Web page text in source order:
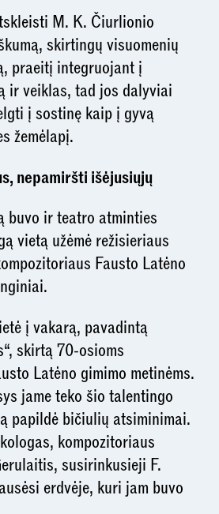
M. K. Čiurlionio
skirtingų visuomenių
praeitį integruojant į
ir veiklas, tad jos dalyviai
į sostinę kaip į gyvą
žemėlapį.
nepamiršti išėjusiųjų
buvo ir teatro atminties
vietą užėmė režisieriaus
Fausto Latėno
į vakarą, pavadintą
skirtą 70-osioms
Latėno gimimo metinėms.
jame teko šio talentingo
papildė bičiulių atsiminimai.
kompozitoriaus
susirinkusieji F.
erdvėje, kuri jam buvo